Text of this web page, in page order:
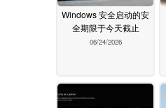
Windows 安全启动的安
全期限于今天截止
06/24/2026